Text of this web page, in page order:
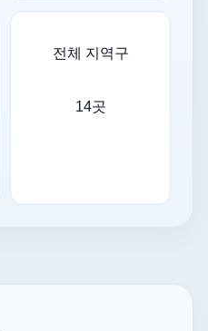
전체 지역구
14곳